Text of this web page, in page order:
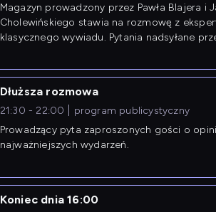
Magazyn prowadzony przez Pawła Blajera i
Cholewińskiego stawia na rozmowę z
klasycznego wywiadu. Pytania nadsyłane
Dłuższa rozmowa
21:30 - 22:00
program publicystyczny
Prowadzący pyta zaproszonych gości o
najważniejszych wydarzeń.
Koniec dnia 16:00